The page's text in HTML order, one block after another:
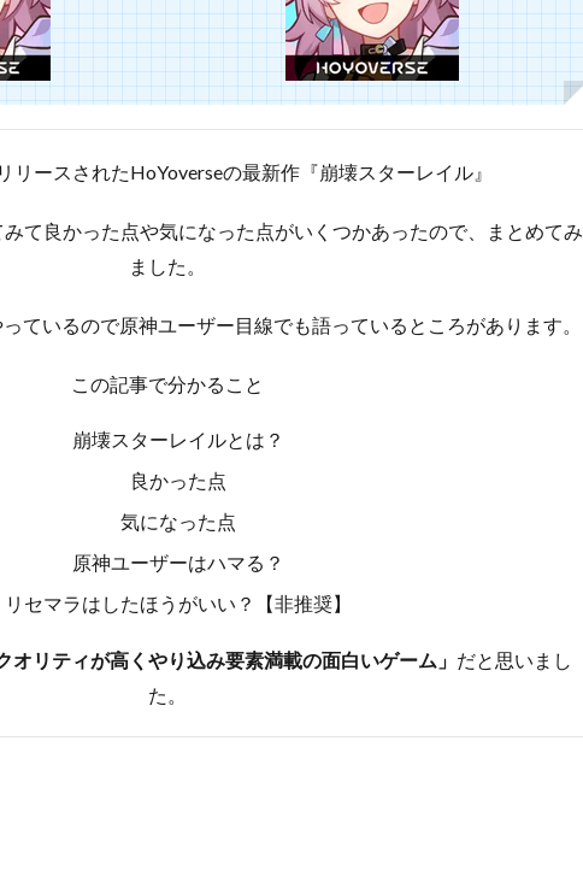
リースされたHoYoverseの最新作『崩壊スターレイル』
て良かった点や気になった点がいくつかあったので、まとめてみ
ました。
ているので原神ユーザー目線でも語っているところがあります。
この記事で分かること
崩壊スターレイルとは？
良かった点
気になった点
原神ユーザーはハマる？
リセマラはしたほうがいい？【非推奨】
クオリティが高くやり込み要素満載の面白いゲーム」 だと思いまし
た。